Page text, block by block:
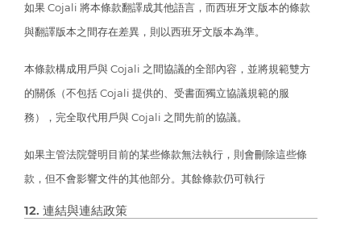
如果 Cojali 將本條款翻譯成其他語言，而西班牙文版本的條款
與翻譯版本之間存在差異，則以西班牙文版本為準。
本條款構成用戶與 Cojali 之間協議的全部內容，並將規範雙方
的關係（不包括 Cojali 提供的、受書面獨立協議規範的服
務），完全取代用戶與 Cojali 之間先前的協議。
如果主管法院聲明目前的某些條款無法執行，則會刪除這些條
款，但不會影響文件的其他部分。其餘條款仍可執行
12. 連結與連結政策